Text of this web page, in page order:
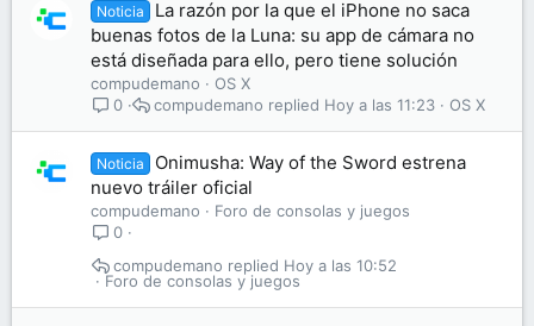
Noticia
La razón por la que el iPhone no saca
buenas fotos de la Luna: su app de cámara no
está diseñada para ello, pero tiene solución
compudemano
OS X
0
OS X
Hoy a las 11:23
compudemano
Noticia
Onimusha: Way of the Sword estrena
nuevo tráiler oficial
compudemano
Foro de consolas y juegos
0
Foro de consolas y juegos
Hoy a las 10:52
compudemano